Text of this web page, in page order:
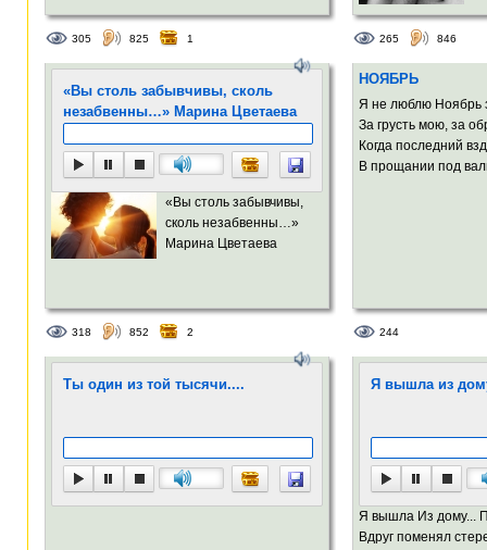
305 825 1 265 846
«Вы столь забывчивы, сколь
незабвенны…» Марина Цветаева
«Вы столь забывчивы,
сколь незабвенны…»
Марина Цветаева
318 852 2
НОЯБРЬ
Я не люблю Ноябрь
За грусть мою, за
Когда последний
В прощании под
244
Ты один из той тысячи.... Я вышла из
Я вышла Из дому...
Вдруг поменял